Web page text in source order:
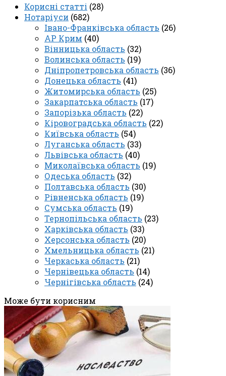
Корисні статті (28)
Нотаріуси (682)
Івано-Франківська область (26)
АР Крим (40)
Вінницька область (32)
Волинська область (19)
Дніпропетровська область (36)
Донецька область (41)
Житомирська область (25)
Закарпатська область (17)
Запорізька область (22)
Кіровоградська область (22)
Київська область (54)
Луганська область (33)
Львівська область (40)
Миколаївська область (19)
Одеська область (32)
Полтавська область (30)
Рівненська область (19)
Сумська область (19)
Тернопільська область (23)
Харківська область (33)
Херсонська область (20)
Хмельницька область (21)
Черкаська область (21)
Чернівецька область (14)
Чернігівська область (24)
Може бути корисним